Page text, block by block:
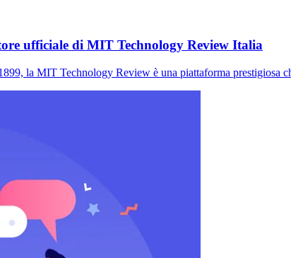
ufficiale di MIT Technology Review Italia
la MIT Technology Review è una piattaforma prestigiosa